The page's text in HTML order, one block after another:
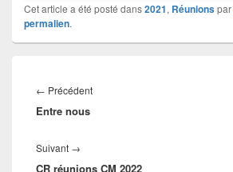
Cet article a été posté dans2021, Réunionspar
permalien.
de
l’article
← PrécédentArticle
Entre nous
Suivant →
suivant :
CR réunions CM 2022